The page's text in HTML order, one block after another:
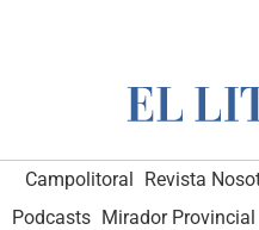
Campolitoral Revista
Podcasts Mirador Provincial